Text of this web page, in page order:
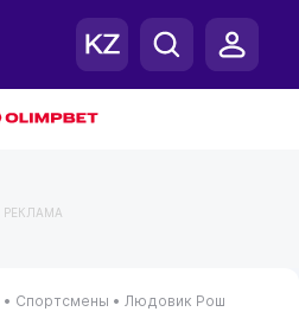
РЕКЛАМА
• Спортсмены • Людовик Рош